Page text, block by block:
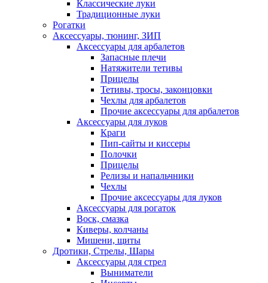
Классические луки
Традиционные луки
Рогатки
Аксессуары, тюнинг, ЗИП
Аксессуары для арбалетов
Запасные плечи
Натяжители тетивы
Прицелы
Тетивы, тросы, законцовки
Чехлы для арбалетов
Прочие аксессуары для арбалетов
Аксессуары для луков
Краги
Пип-сайты и киссеры
Полочки
Прицелы
Релизы и напальчники
Чехлы
Прочие аксессуары для луков
Аксессуары для рогаток
Воск, смазка
Киверы, колчаны
Мишени, щиты
Дротики, Стрелы, Шары
Аксессуары для стрел
Выниматели